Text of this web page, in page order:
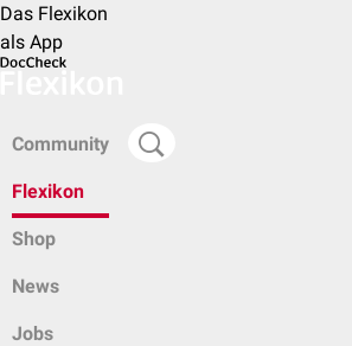
Das Flexikon
als App
Community
Flexikon
Shop
News
Jobs